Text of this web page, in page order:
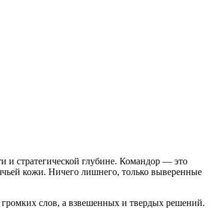
и стратегической глубине. Командор — это
кожи. Ничего лишнего, только выверенные
громких слов, а взвешенных и твердых решений.